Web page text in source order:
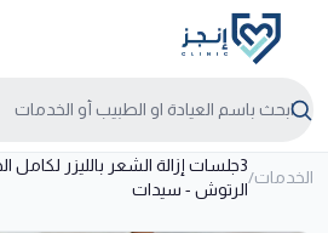
الخدمات/
3جلسات إزالة الشعر بالليزر
الرتوش - سيدات